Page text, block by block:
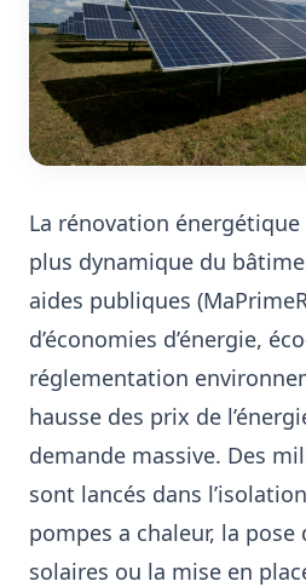
La rénovation
plus dynamique du
aides publiques
d’économies d’énergie,
réglementation
hausse des prix de
demande massive. Des
sont lancés dans
pompes a chaleur, la pose
solaires ou la mise en